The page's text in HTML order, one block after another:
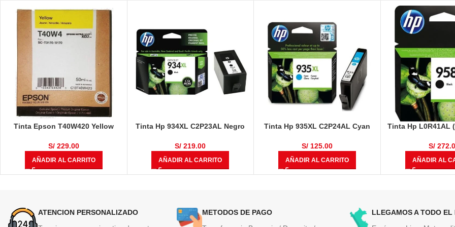
Tinta Epson T40W420 Yellow
S/229.00
AÑADIR AL CARRITO
Tinta Hp 934XL C2P23AL Negro
S/ 219.00
AÑADIR AL CARRITO
Tinta Hp 935XL C2P24AL Cyan
S/ 125.00
AÑADIR AL CARRITO
Tinta Hp L0R41AL
S/
AÑADIR AL
ATENCION PERSONALIZADO
METODOS DE PAGO
LLEGAMOS A TODO EL